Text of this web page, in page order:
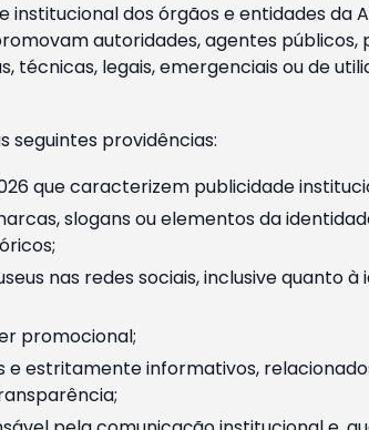
dos órgãos e entidades da
autoridades, agentes públicos,
legais, emergenciais ou de
seguintes providências:
que caracterizem publicidade
slogans ou elementos da
nas redes sociais, inclusive quanto
promocional;
estritamente informativos,